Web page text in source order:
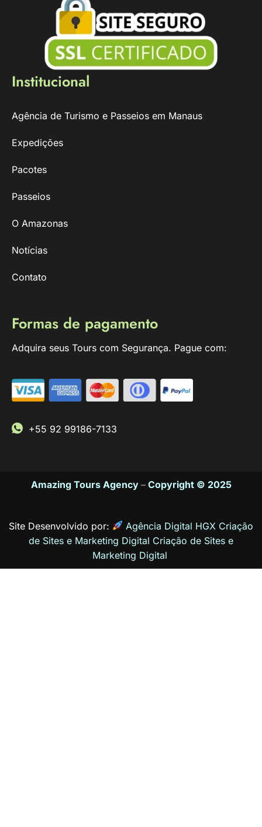
Institucional
Agência de Turismo e Passeios em Manaus
Expedições
Pacotes
Passeios
O Amazonas
Notícias
Contato
Formas de pagamento
Adquira seus Tours com Segurança. Pague com:
+55 92 99186-7133
Amazing Tours Agency– Copyright © 2025
Site Desenvolvido por:
Agência Digital HGX Criação
de Sites e Marketing Digital Criação de Sites e
Marketing Digital